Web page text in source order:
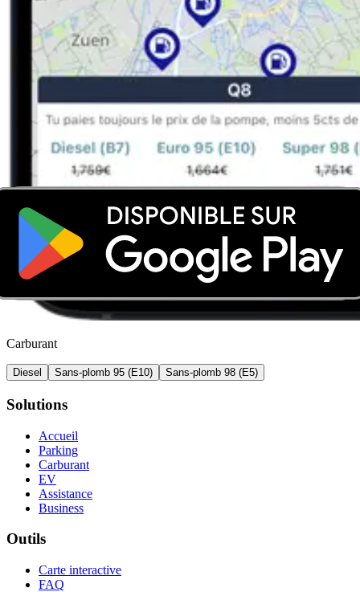
Carburant
Diesel Sans-plomb 95 (E10) Sans-plomb 98 (E5)
Solutions
Accueil
Parking
Carburant
EV
Assistance
Business
Outils
Carte interactive
FAQ